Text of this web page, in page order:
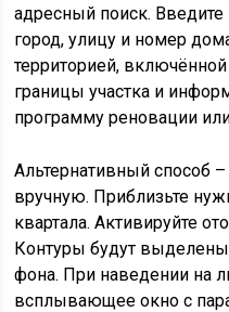
адресный поиск.
город, улицу и номер
территорией,
границы участка и
программу реновации
Альтернативный способ
вручную. Приблизьте
квартала. Активируйте
Контуры будут
фона. При наведении на
всплывающее окно с